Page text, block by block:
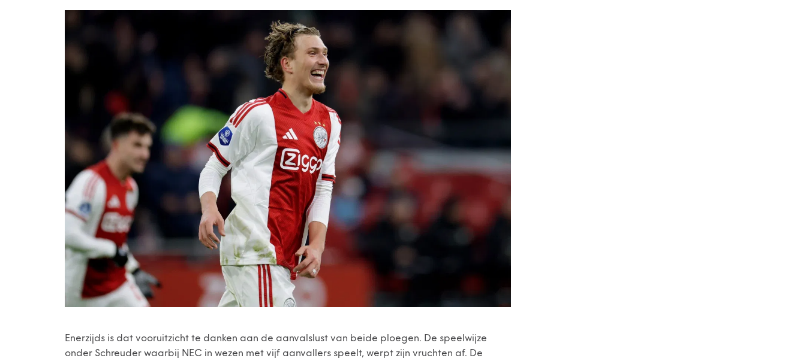
Enerzijds is dat vooruitzicht te danken aan de aanvalslust van beide ploegen. De speelwijze
onder Schreuder waarbij NEC in wezen met vijf aanvallers speelt, werpt zijn vruchten af. De